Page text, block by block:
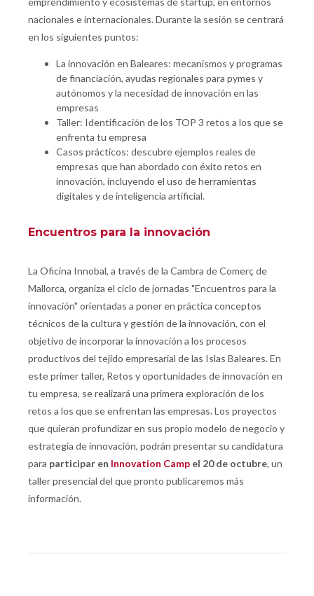
nacionales e internacionales. Durante la sesión se centrará
en los siguientes puntos:
La innovación en Baleares: mecanismos y programas
de financiación, ayudas regionales para pymes y
autónomos y la necesidad de innovación en las
empresas
Taller: Identificación de los TOP 3 retos a los que se
enfrenta tu empresa
Casos prácticos: descubre ejemplos reales de
empresas que han abordado con éxito retos en
innovación, incluyendo el uso de herramientas
digitales y de inteligencia artificial.
Encuentros para la innovación
La Oficina Innobal, a través de la Cambra de Comerç de
Mallorca, organiza el ciclo de jornadas "Encuentros para la
innovación" orientadas a poner en práctica conceptos
técnicos de la cultura y gestión de la innovación, con el
objetivo de incorporar la innovación a los procesos
productivos del tejido empresarial de las Islas Baleares. En
este primer taller, Retos y oportunidades de innovación en
tu empresa, se realizará una primera exploración de los
retos a los que se enfrentan las empresas. Los proyectos
que quieran profundizar en sus propio modelo de negocio y
estrategia de innovación, podrán presentar su candidatura
para participar en Innovation Camp el 20 de octubre, un
taller presencial del que pronto publicaremos más
información.